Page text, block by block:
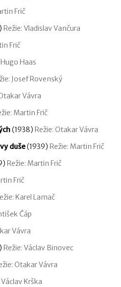
Frič
Režie: Vladislav Vančura
Frič
Hugo Haas
Josef Rovenský
Vávra
Martin Frič
(1938) Režie: Otakar Vávra
duše(1939) Režie: Martin Frič
Režie: Martin Frič
Frič
Karel Lamač
Čáp
Vávra
Režie: Václav Binovec
Otakar Vávra
Václav Krška